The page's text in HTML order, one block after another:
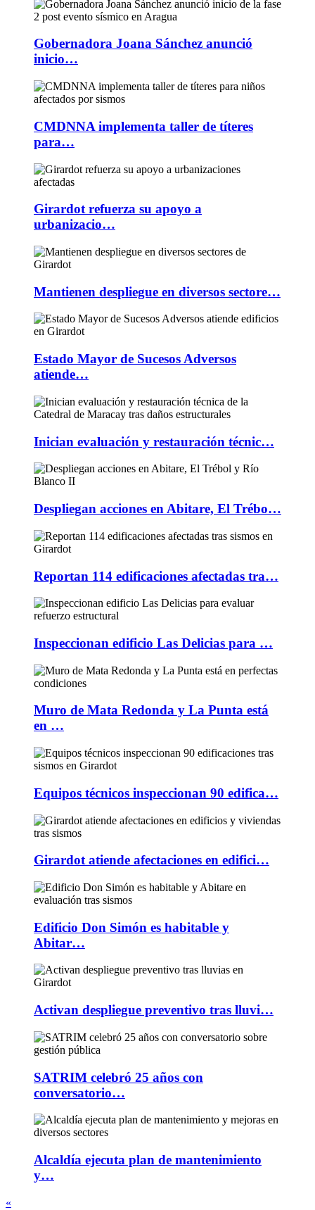
Gobernadora Joana Sánchez anunció
inicio…
CMDNNA implementa taller de títeres
para…
Girardot refuerza su apoyo a
urbanizacio…
Mantienen despliegue en diversos sectore…
Estado Mayor de Sucesos Adversos
atiende…
Inician evaluación y restauración técnic…
Despliegan acciones en Abitare, El Trébo…
Reportan 114 edificaciones afectadas tra…
Inspeccionan edificio Las Delicias para …
Muro de Mata Redonda y La Punta está
en …
Equipos técnicos inspeccionan 90 edifica…
Girardot atiende afectaciones en edifici…
Edificio Don Simón es habitable y
Abitar…
Activan despliegue preventivo tras lluvi…
SATRIM celebró 25 años con
conversatorio…
Alcaldía ejecuta plan de mantenimiento
y…
«